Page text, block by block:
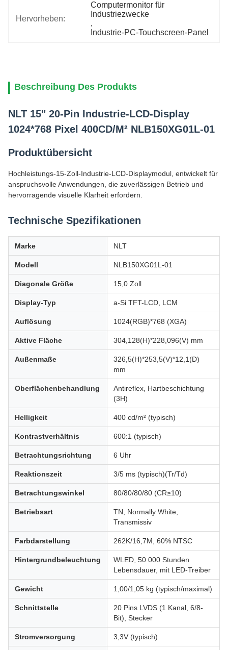
Hervorheben:
Computermonitor für
Industriezwecke
,
Industrie-PC-Touchscreen-Panel
Beschreibung Des Produkts
NLT 15" 20-Pin Industrie-LCD-Display
1024*768 Pixel 400CD/M² NLB150XG01L-01
Produktübersicht
Hochleistungs-15-Zoll-Industrie-LCD-Displaymodul, entwickelt für
anspruchsvolle Anwendungen, die zuverlässigen Betrieb und
hervorragende visuelle Klarheit erfordern.
Technische Spezifikationen
Marke NLT
Modell NLB150XG01L-01
Diagonale Größe 15,0 Zoll
Display-Typ a-Si TFT-LCD, LCM
Auflösung 1024(RGB)*768 (XGA)
Aktive Fläche 304,128(H)*228,096(V) mm
Außenmaße
326,5(H)*253,5(V)*12,1(D)
mm
Oberflächenbehandlung
Antireflex, Hartbeschichtung
(3H)
Helligkeit 400 cd/m² (typisch)
Kontrastverhältnis 600:1 (typisch)
Betrachtungsrichtung 6 Uhr
Reaktionszeit 3/5 ms (typisch)(Tr/Td)
Betrachtungswinkel 80/80/80/80 (CR≥10)
Betriebsart
TN, Normally White,
Transmissiv
Farbdarstellung 262K/16,7M, 60% NTSC
Hintergrundbeleuchtung
WLED, 50.000 Stunden
Lebensdauer, mit LED-Treiber
Gewicht 1,00/1,05 kg (typisch/maximal)
Schnittstelle
20 Pins LVDS (1 Kanal, 6/8-
Bit), Stecker
Stromversorgung 3,3V (typisch)